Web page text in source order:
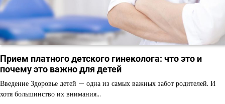
Прием платного детского гинеколога: что это и
почему это важно для детей
Введение Здоровье детей — одна из самых важных забот родителей. И
хотя большинство их внимания…